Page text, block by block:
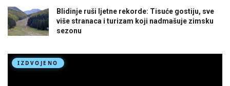
Blidinje ruši ljetne rekorde: Tisuće gostiju, sve
više stranaca i turizam koji nadmašuje zimsku
sezonu